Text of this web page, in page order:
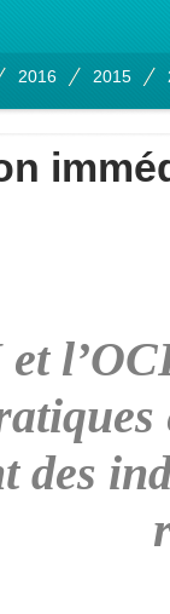
2016 2015
des